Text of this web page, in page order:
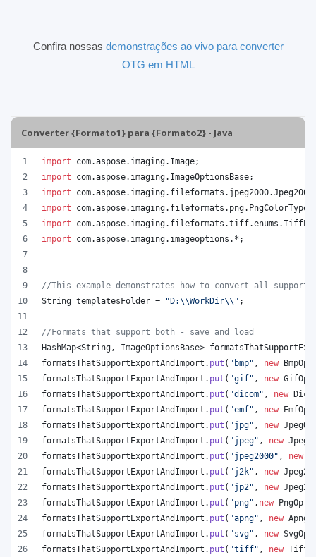
Confira nossas demonstrações ao vivo para converter
OTG em HTML
Converter {Formato1} para {Formato2} - Java
import com.aspose. imaging. Image;
import
com.aspose. imaging. ImageOptionsBase;
import
com.aspose. imaging. fileformats . jpeg2000.
import
com.aspose. imaging. fileformats . png. PngColorType
import
com.aspose. imaging. fileformats .tiff.enums .
import
com.aspose. imaging. imageoptions .*;
//This example demonstrates how to convert all
String templatesFolder = "D:\\WorkDir\\ " ;
//Formats that support both - save and load
HashMap<String , ImageOptionsBase>
formatsThatSupportExportAndImport . put ( "bmp" , new
formatsThatSupportExportAndImport . put ( "gif" , new
formatsThatSupportExportAndImport . put ( "dicom" , new
formatsThatSupportExportAndImport . put ( "emf" , new
formatsThatSupportExportAndImport . put ( "jpg" , new
formatsThatSupportExportAndImport . put ( "jpeg" , new
formatsThatSupportExportAndImport . put ( "jpeg2000" , new
formatsThatSupportExportAndImport . put ( "j2k" , new
formatsThatSupportExportAndImport . put ( "jp2" , new
formatsThatSupportExportAndImport . put ( "png" , new
formatsThatSupportExportAndImport . put ( "apng" , new
formatsThatSupportExportAndImport . put ( "svg" , new
formatsThatSupportExportAndImport . put ( "tiff" , new